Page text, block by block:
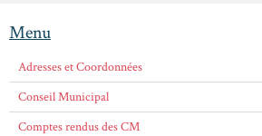
Menu
Adresses et Coordonnées
Conseil Municipal
Comptes rendus des CM